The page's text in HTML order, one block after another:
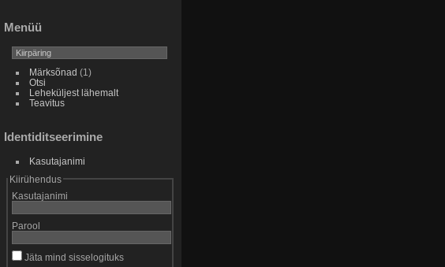
Menüü
Märksõnad (1)
Otsi
Leheküljest lähemalt
Teavitus
Identiditseerimine
Kasutajanimi
Kiirühendus
Kasutajanimi
Parool
Jäta mind sisselogituks